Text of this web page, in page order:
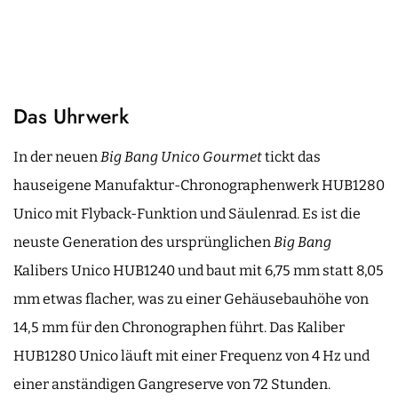
Das Uhrwerk
In der neuenBig Bang Unico Gourmettickt das
hauseigene Manufaktur-Chronographenwerk HUB1280
Unico mit Flyback-Funktion und Säulenrad. Es ist die
neuste Generation des ursprünglichenBig Bang
Kalibers Unico HUB1240 und baut mit 6,75 mm statt 8,05
mm etwas flacher, was zu einer Gehäusebauhöhe von
14,5 mm für den Chronographen führt. Das Kaliber
HUB1280 Unico läuft mit einer Frequenz von 4 Hz und
einer anständigen Gangreserve von 72 Stunden.